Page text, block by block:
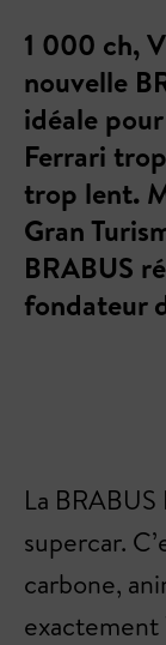
1 000 ch,
nouvelle
idéale
Ferrari
trop lent.
Gran
BRABUS
fondateur
La
supercar.
carbone,
exactement